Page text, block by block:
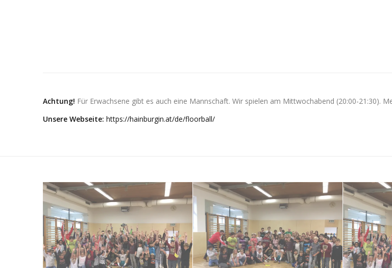
Achtung! Für Erwachsene gibt es auch eine Mannschaft. Wir spielen am Mittwochabend (20:00-21:30).
Unsere Webseite: https://hainburgin.at/de/floorball/